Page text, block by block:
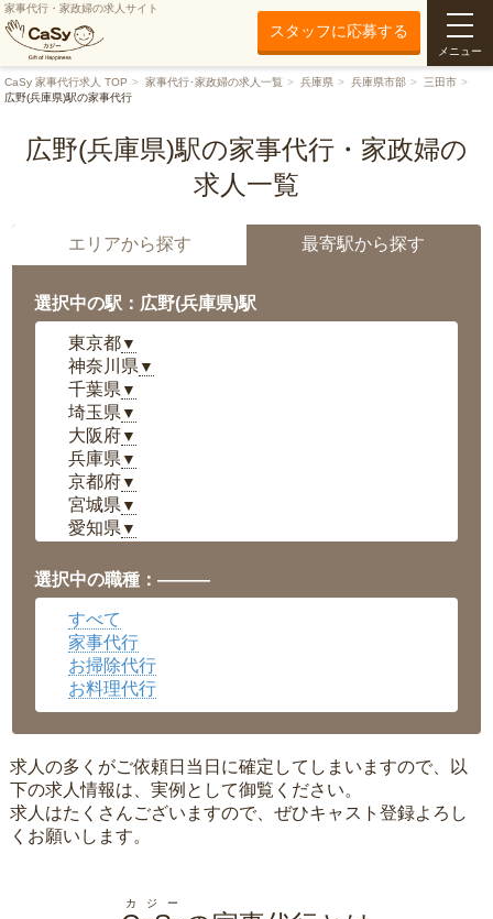
家事代行・家政婦の求人サイト
スタッフに応募する
メニュー
CaSy 家事代行求人 TOP 家事代行･家政婦の求人一覧 兵庫県 兵庫県市部
三田市
広野(兵庫県)駅の家事代行
広野(兵庫県)駅の家事代行・家政婦の
求人一覧
エリアから探す 最寄駅から探す
選択中の駅：広野(兵庫県)駅
東京都▼
神奈川県 ▼
千葉県 ▼
埼玉県 ▼
大阪府▼
兵庫県 ▼
京都府▼
宮城県 ▼
愛知県 ▼
岡山県▼
広島県▼
沖縄県
選択中の職種：———
すべて
家事代行
お掃除代行
お料理代行
求人の多くがご依頼日当日に確定してしまいますので、以
下の求人情報は、実例として御覧ください。
求人はたくさんございますので、ぜひキャスト登録よろし
くお願いします。
カジー